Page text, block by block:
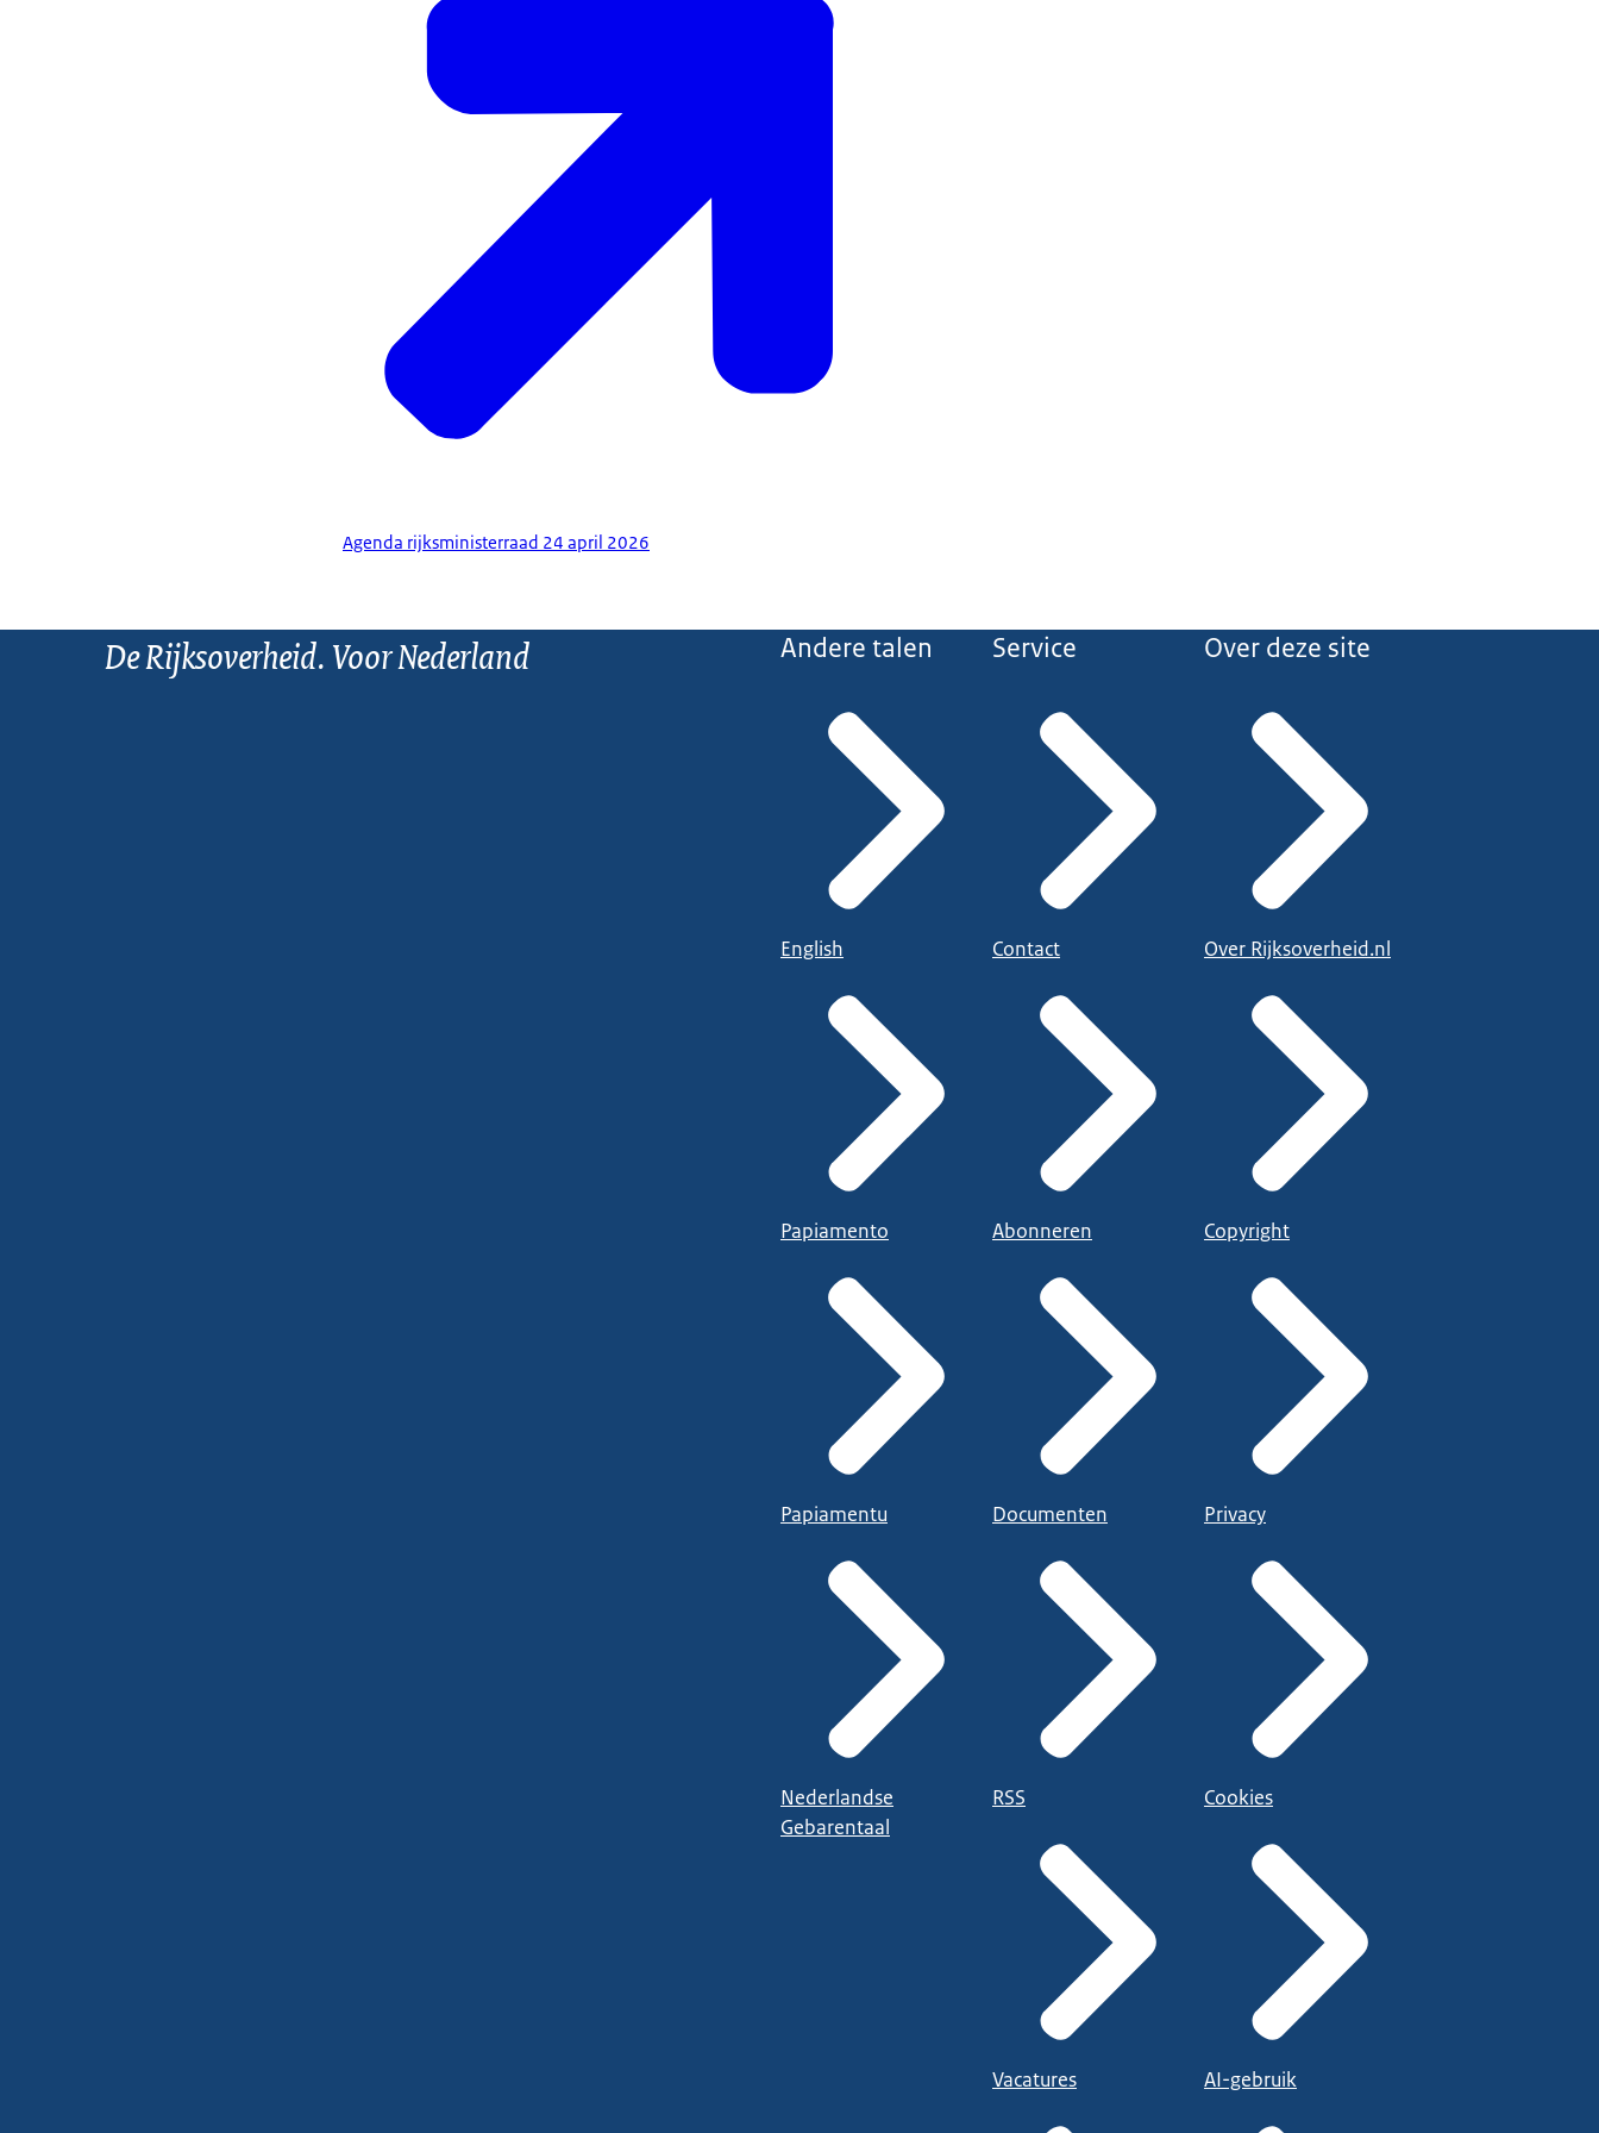
Agenda rijksministerraad 24 april 2026
De Rijksoverheid. Voor Nederland Andere talen
English
Papiamento
Papiamentu
Nederlandse
Gebarentaal
Service
Contact
Abonneren
Documenten
RSS
Vacatures
Over deze site
Over Rijksoverheid.nl
Copyright
Privacy
Cookies
AI-gebruik